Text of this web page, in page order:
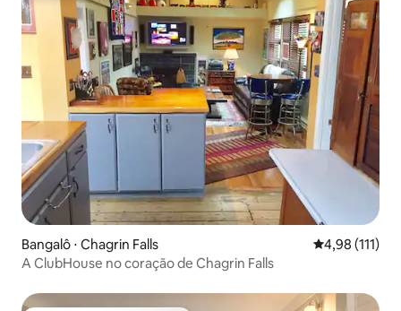
Bangalô ⋅ Chagrin Falls 4,98 de uma
4,98 (111)
A ClubHouse no coração de Chagrin Falls